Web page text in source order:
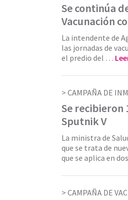
Se continúa
Vacunación
La intendente de
las jornadas de
el predio del …
CAMPAÑA DE
Se recibieron
Sputnik V
La ministra de
que se trata de
que se aplica en
CAMPAÑA DE